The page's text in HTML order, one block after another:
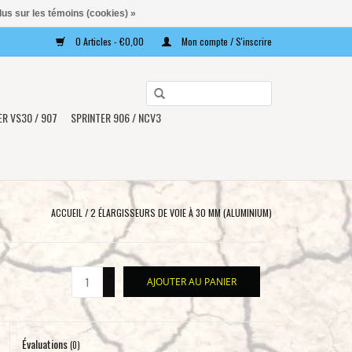
0 Articles - €0,00 Mon compte / S'inscrire
sélectionner
résultat
Entrée
VS30 / 907
SPRINTER 906 / NCV3
ACCUEIL /2 ÉLARGISSEURS DE VOIE À 30 MM (ALUMINIUM)
AJOUTER AU PANIER
Évaluations(0)
sur les témoins (cookies) »